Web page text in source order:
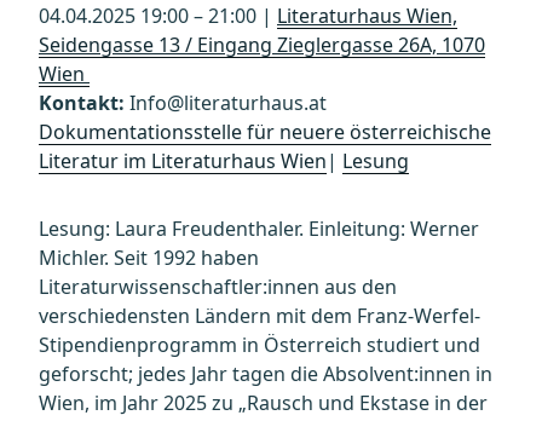
04.04.2025 19:00 – 21:00 | Literaturhaus Wien,
Seidengasse 13 / Eingang Zieglergasse 26A, 1070
Wien
Kontakt: Info@literaturhaus.at
Dokumentationsstelle für neuere österreichische
Literatur im Literaturhaus Wien| Lesung
Lesung: Laura Freudenthaler. Einleitung: Werner
Michler. Seit 1992 haben
Literaturwissenschaftler:innen aus den
verschiedensten Ländern mit dem Franz-Werfel-
Stipendienprogramm in Österreich studiert und
geforscht; jedes Jahr tagen die Absolvent:innen in
Wien, im Jahr 2025 zu „Rausch und Ekstase in der